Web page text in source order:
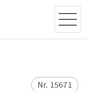
Nr. 15671